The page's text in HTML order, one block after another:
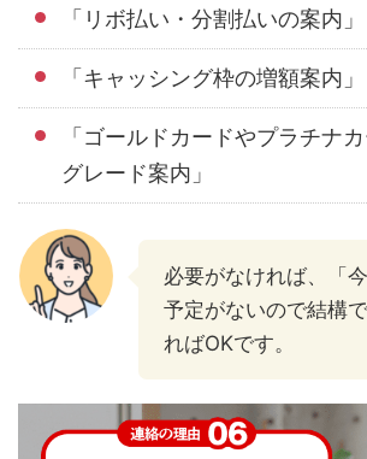
「リボ払い・分割払いの案内」
「キャッシング枠の増額案内」
「ゴールドカードやプラチナ
グレード案内」
必要がなければ、「
予定がないので結構
ればOKです。